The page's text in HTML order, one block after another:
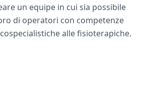
un equipe in cui sia possibile
di operatori con competenze
alle fisioterapiche.